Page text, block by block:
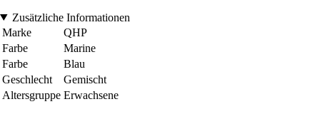
Zusätzliche Informationen
Marke
QHP
Farbe
Marine
Farbe
Blau
Geschlecht
Gemischt
Altersgruppe Erwachsene